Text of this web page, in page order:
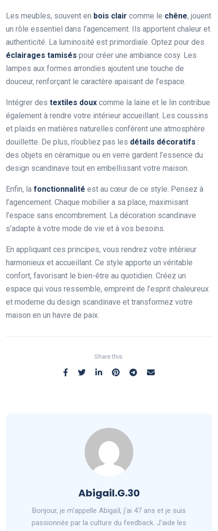
Les meubles, souvent en bois clair comme le chêne, jouent
un rôle essentiel dans l’agencement. Ils apportent chaleur et
authenticité. La luminosité est primordiale. Optez pour des
éclairages tamisés pour créer une ambiance cosy. Les
lampes aux formes arrondies ajoutent une touche de
douceur, renforçant le caractère apaisant de l’espace.
Intégrer des textiles doux comme la laine et le lin contribue
également à rendre votre intérieur accueillant. Les coussins
et plaids en matières naturelles confèrent une atmosphère
douillette. De plus, n’oubliez pas les détails décoratifs :
des objets en céramique ou en verre gardent l’essence du
design scandinave tout en embellissant votre maison.
Enfin, la fonctionnalité est au cœur de ce style. Pensez à
l’agencement. Chaque mobilier a sa place, maximisant
l’espace sans encombrement. La décoration scandinave
s’adapte à votre mode de vie et à vos besoins.
En appliquant ces principes, vous rendrez votre intérieur
harmonieux et accueillant. Ce style apporte un véritable
confort, favorisant le bien-être au quotidien. Créez un
espace qui vous ressemble, empreint de l’esprit chaleureux
et moderne du design scandinave et transformez votre
maison en un havre de paix.
Share this:
Abigail.G.30
Bonjour, je m'appelle Abigaïl, j'ai 47 ans et je suis
passionnée par la culture du feedback. J'aide les